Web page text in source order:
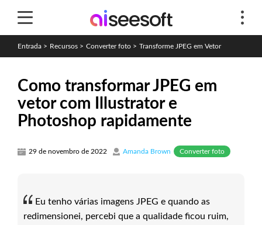
Entrada > Recursos > Converter foto > Transforme JPEG em Vetor
Como transformar JPEG em
vetor com Illustrator e
Photoshop rapidamente
29 de novembro de 2022 Amanda Brown Converter foto
Eu tenho várias imagens JPEG e quando as
redimensionei, percebi que a qualidade ficou ruim,